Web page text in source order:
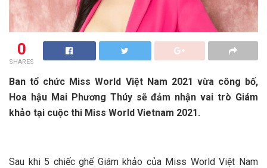
0
SHARES
Ban tổ chức Miss World Việt Nam 2021 vừa công bố,
Hoa hậu Mai Phương Thúy sẽ đảm nhận vai trò Giám
khảo tại cuộc thi Miss World Vietnam 2021.
Sau khi 5 chiếc ghế Giám khảo của Miss World Việt Nam